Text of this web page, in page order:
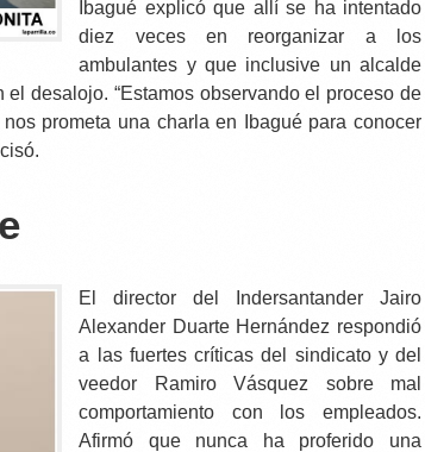
Ibagué explicó que allí se ha intentado
diez veces en reorganizar a los
ambulantes y que inclusive un alcalde
desalojo. “Estamos observando el proceso de
prometa una charla en Ibagué para conocer
El director del Indersantander Jairo
Alexander Duarte Hernández respondió
a las fuertes críticas del sindicato y del
veedor Ramiro Vásquez sobre mal
comportamiento con los empleados.
Afirmó que nunca ha proferido una